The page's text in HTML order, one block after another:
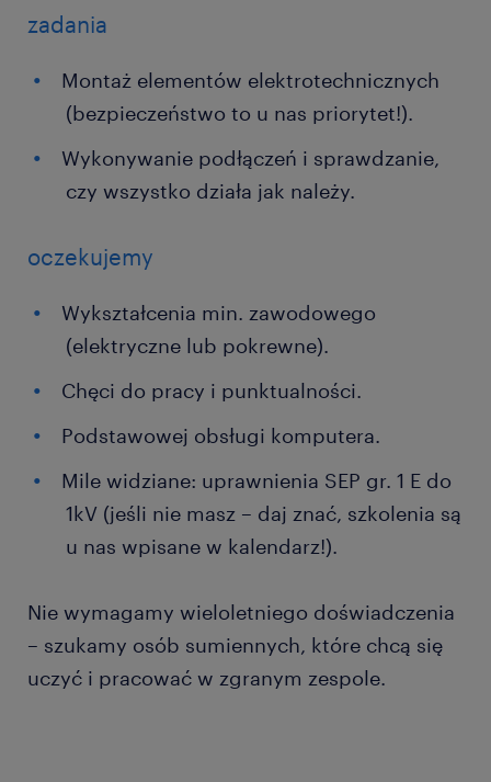
zadania
Montaż elementów elektrotechnicznych
(bezpieczeństwo to u nas priorytet!).
Wykonywanie podłączeń i sprawdzanie,
czy wszystko działa jak należy.
oczekujemy
Wykształcenia min. zawodowego
(elektryczne lub pokrewne).
Chęci do pracy i punktualności.
Podstawowej obsługi komputera.
Mile widziane: uprawnienia SEP gr. 1 E do
1kV (jeśli nie masz – daj znać, szkolenia są
u nas wpisane w kalendarz!).
Nie wymagamy wieloletniego doświadczenia
– szukamy osób sumiennych, które chcą się
uczyć i pracować w zgranym zespole.